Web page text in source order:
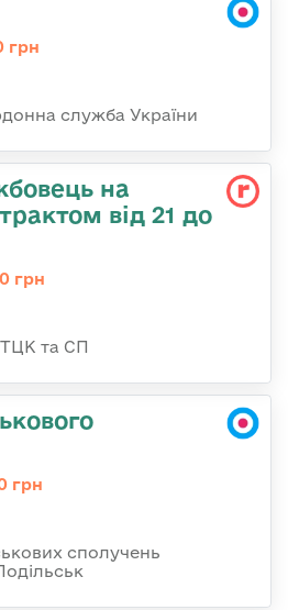
грн
служба України
на
від 21 до
грн
та СП
грн
сполучень